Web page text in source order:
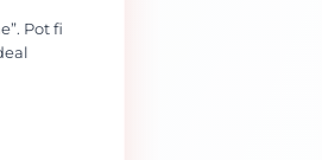
Pot fi